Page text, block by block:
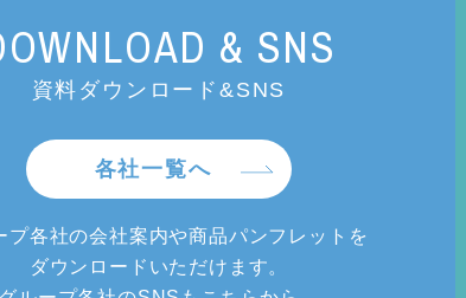
& SNS
資料ダウンロード&SNS
各社一覧へ
プ各社の会社案内や商品パンフレットを
ダウンロードいただけます。